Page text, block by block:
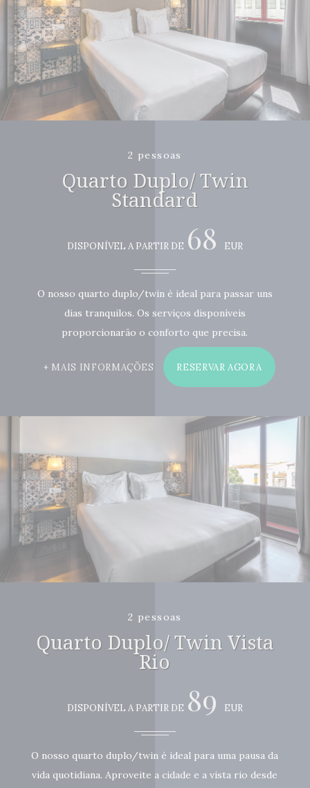
2 pessoas
Quarto Duplo/ Twin
Standard
DISPONÍVEL A PARTIR DE 68 EUR
O nosso quarto duplo/twin é ideal para passar uns
dias tranquilos. Os serviços disponíveis
proporcionarão o conforto que precisa.
MAIS INFORMAÇÕES RESERVAR AGORA
2 pessoas
Quarto Duplo/ Twin Vista
Rio
DISPONÍVEL A PARTIR DE 89 EUR
O nosso quarto duplo/twin é ideal para uma pausa da
vida quotidiana. Aproveite a cidade e a vista rio desde